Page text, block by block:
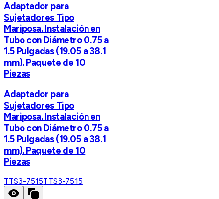
Adaptador para
Sujetadores Tipo
Mariposa. Instalación en
Tubo con Diámetro 0.75 a
1.5 Pulgadas (19.05 a 38.1
mm). Paquete de 10
Piezas
Adaptador para
Sujetadores Tipo
Mariposa. Instalación en
Tubo con Diámetro 0.75 a
1.5 Pulgadas (19.05 a 38.1
mm). Paquete de 10
Piezas
TTS3-7515TTS3-7515